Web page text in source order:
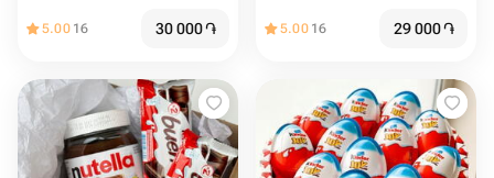
5.00 16 30 000֏ 5.00 16 29 000֏